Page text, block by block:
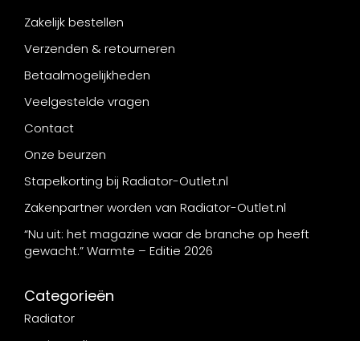
Zakelijk bestellen
Verzenden & retourneren
Betaalmogelijkheden
Veelgestelde vragen
Contact
Onze beurzen
Stapelkorting bij Radiator-Outlet.nl
Zakenpartner worden van Radiator-Outlet.nl
“Nu uit: het magazine waar de branche op heeft
gewacht.” Warmte – Editie 2026
Categorieën
Radiator